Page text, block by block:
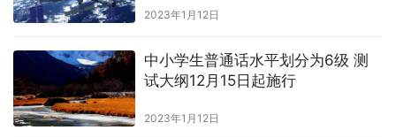
2023年1月12日
中小学生普通话水平划分为6级 测
试大纲12月15日起施行
2023年1月12日